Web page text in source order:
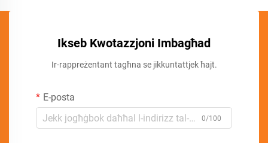
Ikseb Kwotazzjoni Imbagħad
Ir-rappreżentant tagħna se jikkuntattjek ħajt.
E-posta
0/100